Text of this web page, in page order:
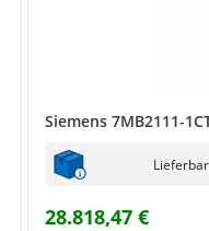
Siemens 7MB2111-
28.818,47 €